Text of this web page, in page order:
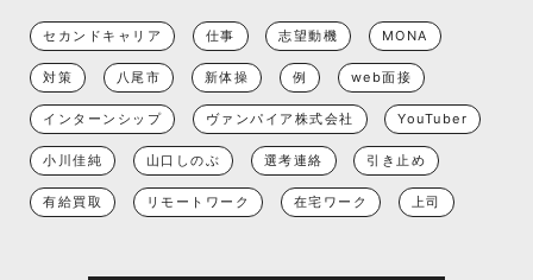
セカンドキャリア 仕事 志望動機 MONA
対策 八尾市 新体操 例 web面接
インターンシップ ヴァンパイア株式会社 YouTuber
小川佳純 山口しのぶ 選考連絡 引き止め
有給買取 リモートワーク 在宅ワーク 上司